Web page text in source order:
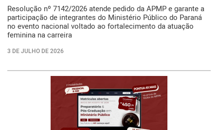
Resolução nº 7142/2026 atende pedido da APMP e garante a
participação de integrantes do Ministério Público do Paraná
no evento nacional voltado ao fortalecimento da atuação
feminina na carreira
3 DE JULHO DE 2026